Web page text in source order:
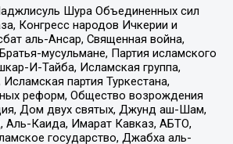
Шура Объединенных сил
Конгресс народов Ичкерии и
аль-Ансар, Священная война,
мусульмане, Партия исламского
И-Тайба, Исламская группа,
партия Туркестана,
реформ, Общество возрождения
Дом двух святых, Джунд аш-Шам,
Аль-Каида, Имарат Кавказ, АБТО,
государство, Джабха аль-